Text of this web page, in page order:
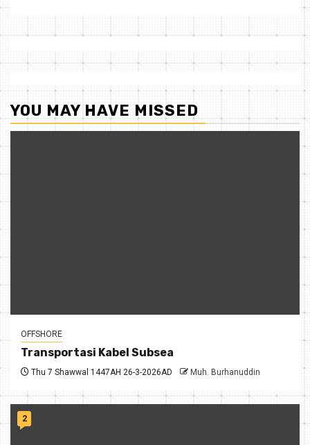
YOU MAY HAVE MISSED
OFFSHORE
Transportasi Kabel Subsea
Thu 7 Shawwal 1447AH 26-3-2026AD Muh. Burhanuddin
2